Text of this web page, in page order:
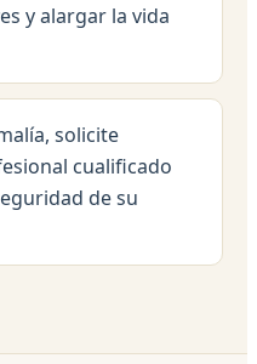
y alargar la vida
solicite
cualificado
de su